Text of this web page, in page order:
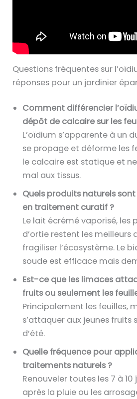
Questions fréquentes sur
réponses pour un jardinier
Comment différencier
dépôt de calcaire sur les
L’oïdium s’apparente à un
se propage et déforme les
le calcaire est statique et
mal aux tissus.
Quels produits naturels
en traitement curatif ?
Le lait écrémé vaporisé, les
d’ortie restent les meilleurs
fragiliser l’écosystème. Le
soude est efficace mais
Est-ce que les limaces
fruits ou seulement les
Principalement les feuilles,
s’attaquer aux jeunes fruits
d’été.
Quelle fréquence pour
traitements naturels ?
Renouveler toutes les 7 à
après la pluie ou les